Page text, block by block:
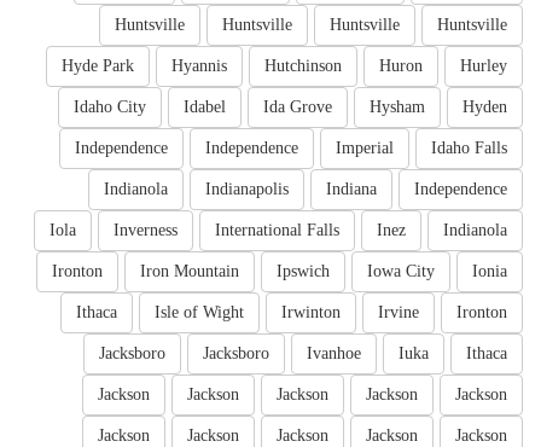
Huntsville
Huntsville
Huntsville
Huntsville
Hurley
Huron
Hutchinson
Hyannis
Hyde Park
Hyden
Hysham
Ida Grove
Idabel
Idaho City
Idaho Falls
Imperial
Independence
Independence
Independence
Indiana
Indianapolis
Indianola
Indianola
Inez
International Falls
Inverness
Iola
Ionia
Iowa City
Ipswich
Iron Mountain
Ironton
Ironton
Irvine
Irwinton
Isle of Wight
Ithaca
Ithaca
Iuka
Ivanhoe
Jacksboro
Jacksboro
Jackson
Jackson
Jackson
Jackson
Jackson
Jackson
Jackson
Jackson
Jackson
Jackson